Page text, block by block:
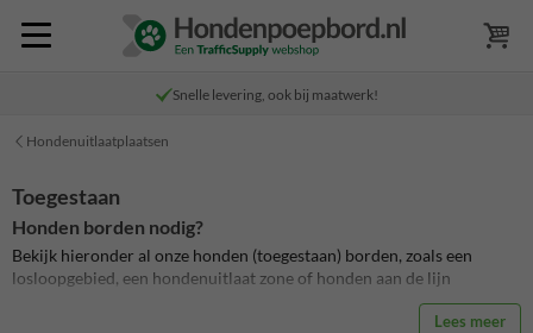
Snelle levering, ook bij maatwerk!
Hondenuitlaatplaatsen
Toegestaan
Honden borden nodig?
Bekijk hieronder al onze honden (toegestaan) borden, zoals een
losloopgebied, een hondenuitlaat zone of honden aan de lijn
Lees meer